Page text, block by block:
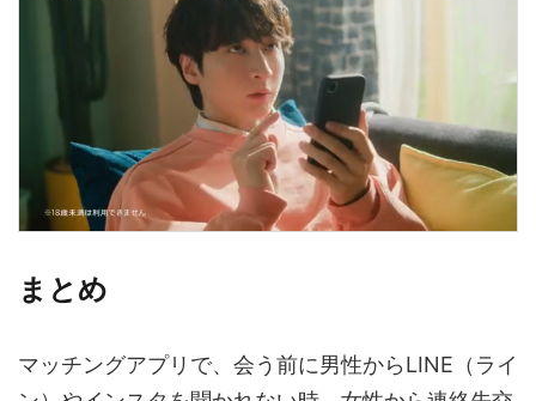
まとめ
マッチングアプリで、会う前に男性からLINE（ライ